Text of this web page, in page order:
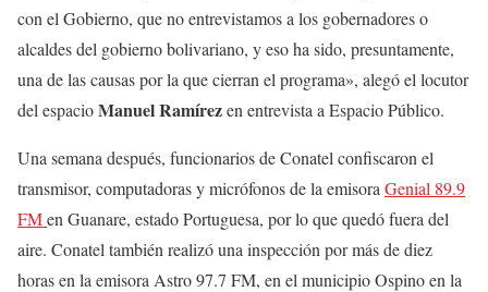
con el Gobierno, que no entrevistamos a los gobernadores o
alcaldes del gobierno bolivariano, y eso ha sido, presuntamente,
una de las causas por la que cierran el programa», alegó el locutor
del espacioManuel Ramírezen entrevista a Espacio Público.
Una semana después, funcionarios de Conatel confiscaron el
transmisor, computadoras y micrófonos de la emisora Genial 89.9
FMen Guanare, estado Portuguesa, por lo que quedó fuera del
aire. Conatel también realizó una inspección por más de diez
horas en la emisora Astro 97.7 FM, en el municipio Ospino en la